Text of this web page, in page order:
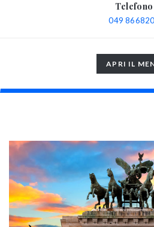
Telefono
049
TOGGLE
APRI IL